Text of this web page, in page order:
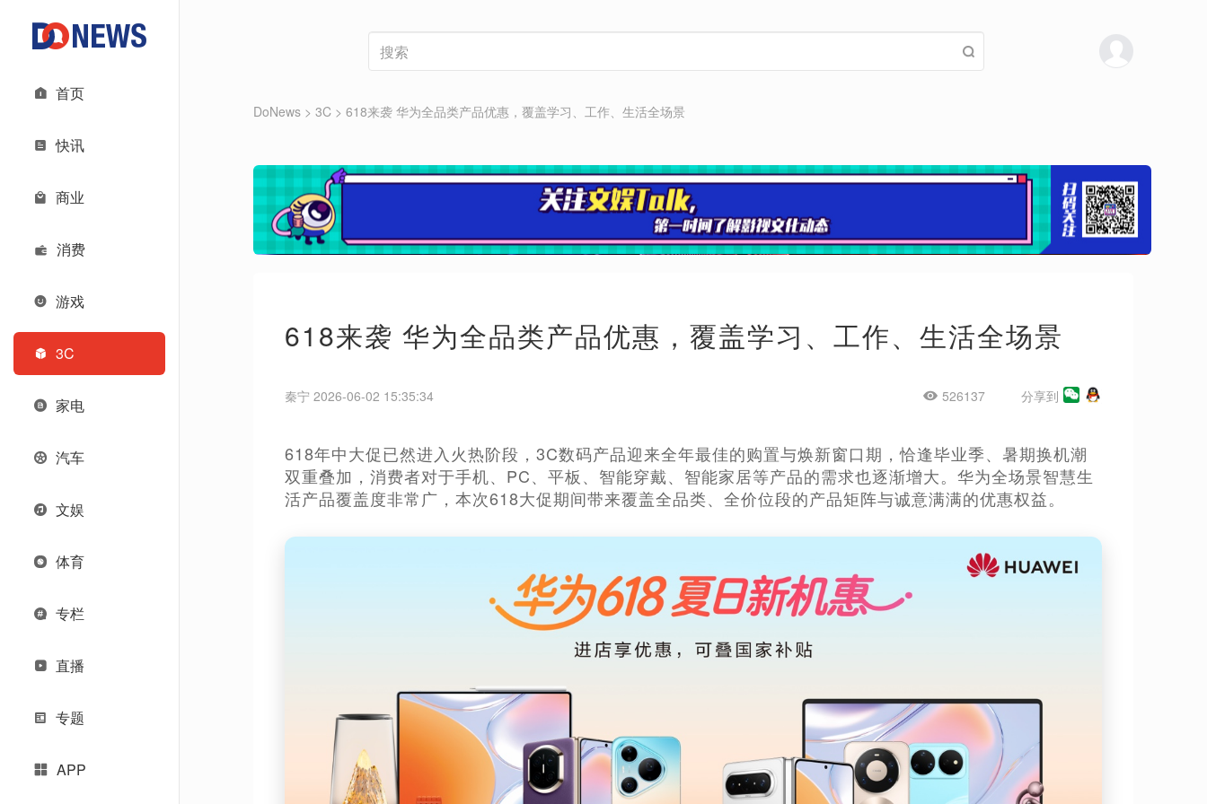
首页
快讯
商业
消费
游戏
3C
家电
汽车
文娱
体育
专栏
直播
专题
APP
DoNews > 3C > 618来袭 华为全品类产品优惠，覆盖学习、工作、生活全场景
618来袭 华为全品类产品优惠，覆盖学习、工作、生活全场景
秦宁 2026-06-02 15:35:34 526137 分享到
618年中大促已然进入火热阶段，3C数码产品迎来全年最佳的购置与焕新窗口期，恰逢毕业季、暑期换机潮
双重叠加，消费者对于手机、PC、平板、智能穿戴、智能家居等产品的需求也逐渐增大。华为全场景智慧生
活产品覆盖度非常广，本次618大促期间带来覆盖全品类、全价位段的产品矩阵与诚意满满的优惠权益。